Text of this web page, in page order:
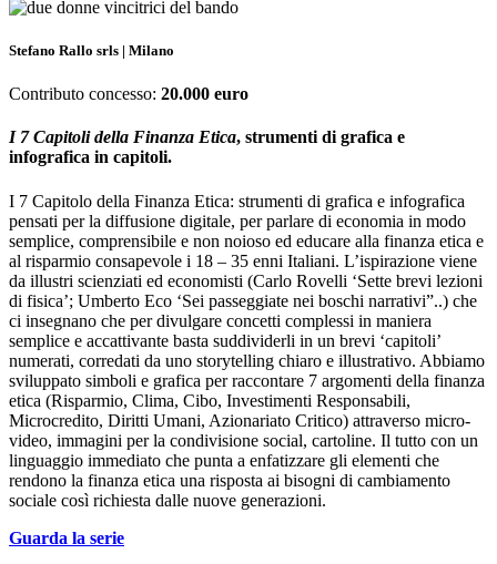
Stefano Rallo srls | Milano
Contributo concesso: 20.000 euro
I 7 Capitoli della Finanza Etica, strumenti di grafica e
infografica in capitoli.
I 7 Capitolo della Finanza Etica: strumenti di grafica e infografica
pensati per la diffusione digitale, per parlare di economia in modo
semplice, comprensibile e non noioso ed educare alla finanza etica e
al risparmio consapevole i 18 – 35 enni Italiani. L’ispirazione viene
da illustri scienziati ed economisti (Carlo Rovelli ‘Sette brevi lezioni
di fisica’; Umberto Eco ‘Sei passeggiate nei boschi narrativi”..) che
ci insegnano che per divulgare concetti complessi in maniera
semplice e accattivante basta suddividerli in un brevi ‘capitoli’
numerati, corredati da uno storytelling chiaro e illustrativo. Abbiamo
sviluppato simboli e grafica per raccontare 7 argomenti della finanza
etica (Risparmio, Clima, Cibo, Investimenti Responsabili,
Microcredito, Diritti Umani, Azionariato Critico) attraverso micro-
video, immagini per la condivisione social, cartoline. Il tutto con un
linguaggio immediato che punta a enfatizzare gli elementi che
rendono la finanza etica una risposta ai bisogni di cambiamento
sociale così richiesta dalle nuove generazioni.
Guarda la serie